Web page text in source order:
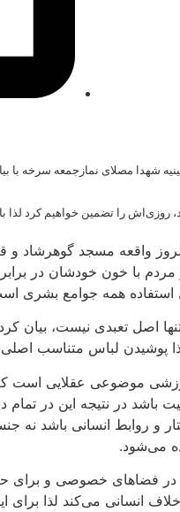
مصلای نمازجمعه سرخه با بیان
روزی‌اش را تضمین خواهیم کرد
واقعه مسجد گوهرشاد و
با خون خودشان در
استفاده همه جوامع بشری
اصل تعبدی نیست، بیان
پوشیدن لباس متناسب
موضوعی عقلایی است
در نتیجه این در تمام
و روابط انسانی باشد نه
می‌شود.
فضاهای خصوصی و برای
انسانی می‌کند لذا